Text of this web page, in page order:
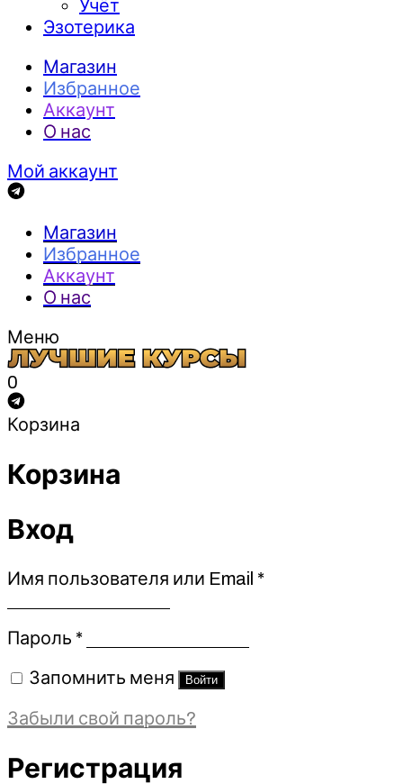
Учёт
Эзотерика
Магазин
Избранное
Аккаунт
О нас
Мой аккаунт
Магазин
Избранное
Аккаунт
О нас
Меню
0
Корзина
Корзина
Вход
Имя пользователя или Email *Обязательно
Пароль *Обязательно
Запомнить меня Войти
Забыли свой пароль?
Регистрация